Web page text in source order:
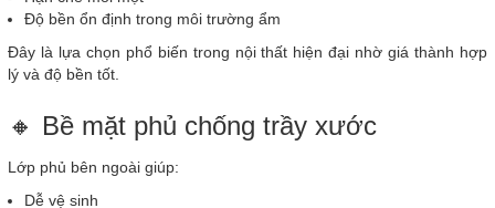
Độ bền ổn định trong môi trường ẩm
Đây là lựa chọn phổ biến trong nội thất hiện đại nhờ giá thành hợp
lý và độ bền tốt.
🔸 Bề mặt phủ chống trầy xước
Lớp phủ bên ngoài giúp:
Dễ vệ sinh